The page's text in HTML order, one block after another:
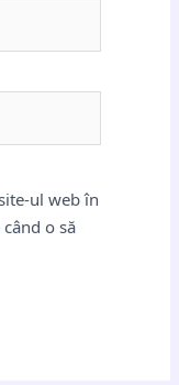
ul web în
o să